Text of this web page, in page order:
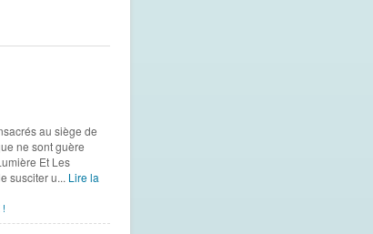
au siège de
ne sont guère
Et Les
susciter u... Lire la